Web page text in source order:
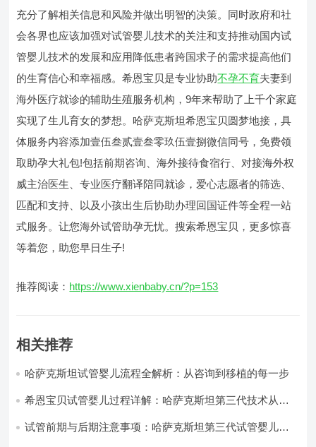
充分了解相关信息和风险并做出明智的决策。同时政府和社
会各界也应该加强对试管婴儿技术的关注和支持推动国内试
管婴儿技术的发展和应用降低患者跨国求子的需求提高他们
的生育信心和幸福感。希恩宝贝是专业协助不孕不育夫妻到
海外医疗就诊的辅助生殖服务机构，9年来帮助了上千个家庭
实现了生儿育女的梦想。哈萨克斯坦希恩宝贝圆梦地接，具
体服务内容添加壹伍叁贰壹叁零玖伍壹捌微信同号，免费领
取助孕大礼包!包括前期咨询、海外接待食宿行、对接海外权
威主治医生、专业医疗翻译陪同就诊，爱心志愿者的筛选、
匹配和支持、以及小孩出生后协助办理回国证件等全程一站
式服务。让您海外试管助孕无忧。搜索希恩宝贝，更多惊喜
等着您，助您早日生子!
推荐阅读： https://www.xienbaby.cn/?p=153
相关推荐
哈萨克斯坦试管婴儿流程全解析：从咨询到移植的每一步
希恩宝贝试管婴儿过程详解：哈萨克斯坦第三代技术从促
试管前期与后期注意事项：哈萨克斯坦第三代试管婴儿的